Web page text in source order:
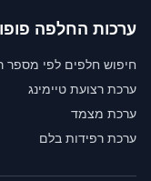
ערכות החלפה
חיפוש חלפים לפי מספר
ערכת רצועת טיימינג
ערכת מצמד
ערכת רפידות בלם